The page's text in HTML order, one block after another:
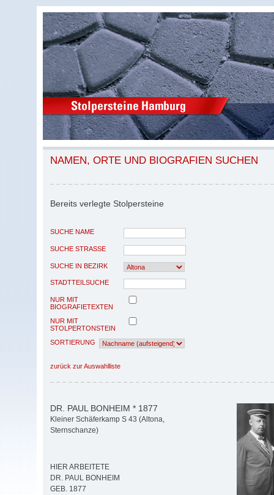
NAMEN, ORTE UND BIOGRAFIEN SUCHEN
Bereits verlegte Stolpersteine
SUCHE NAME
SUCHE STRASSE
SUCHE IN BEZIRK
STADTTEILSUCHE
NUR MIT
BIOGRAFIETEXTEN
NUR MIT
STOLPERTONSTEIN
SORTIERUNG
zurück zur Auswahlliste
DR. PAUL BONHEIM * 1877
Kleiner Schäferkamp S 43 (Altona,
Sternschanze)
HIER ARBEITETE
DR. PAUL BONHEIM
GEB. 1877